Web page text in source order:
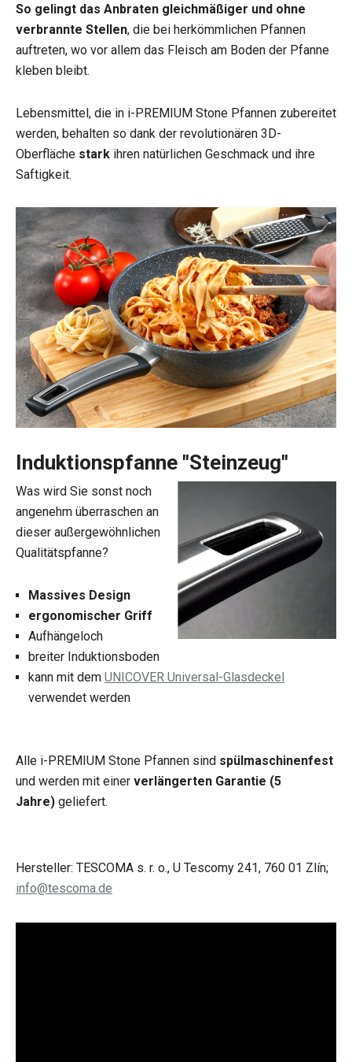
So gelingt das Anbraten gleichmäßiger und ohne
verbrannte Stellen, die bei herkömmlichen Pfannen
auftreten, wo vor allem das Fleisch am Boden der Pfanne
kleben bleibt.
Lebensmittel, die in i-PREMIUM Stone Pfannen zubereitet
werden, behalten so dank der revolutionären 3D-
Oberfläche stark ihren natürlichen Geschmack und ihre
Saftigkeit.
Induktionspfanne "Steinzeug"
Was wird Sie sonst noch
angenehm überraschen an
dieser außergewöhnlichen
Qualitätspfanne?
Massives Design
ergonomischer Griff
Aufhängeloch
breiter Induktionsboden
kann mit dem UNICOVER Universal-Glasdeckel
verwendet werden
Alle i-PREMIUM Stone Pfannen sind spülmaschinenfest
und werden mit einer verlängerten Garantie (5
Jahre) geliefert.
Hersteller: TESCOMA s. r. o., U Tescomy 241, 760 01 Zlín;
info@tescoma.de